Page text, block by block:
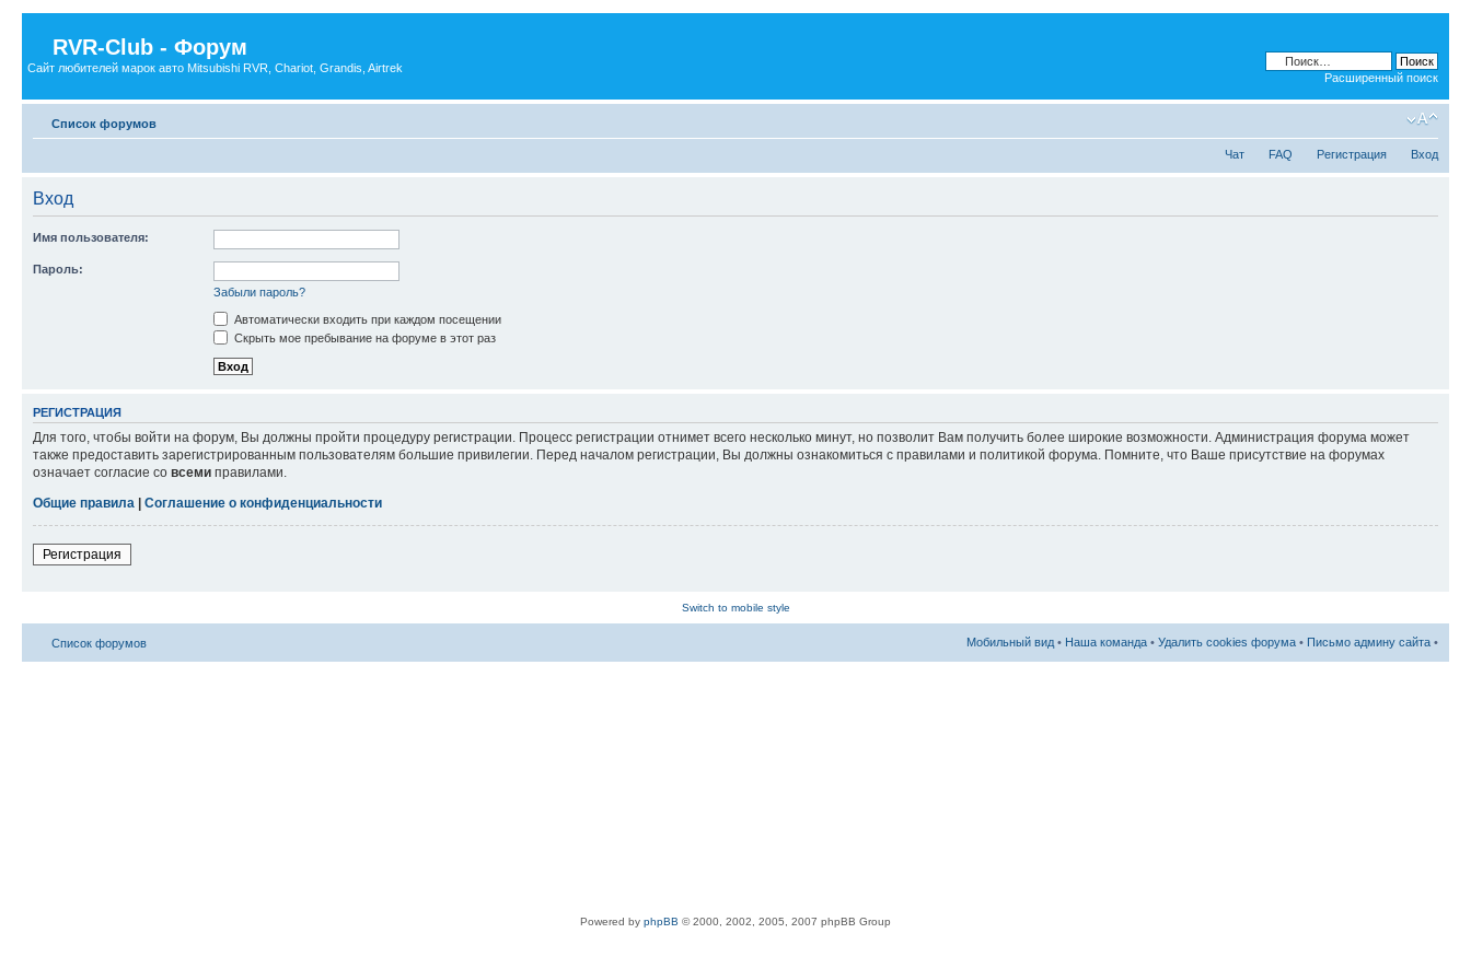
RVR-Club - Форум
Сайт любителей марок авто Mitsubishi RVR, Chariot, Grandis, Airtrek
Расширенный поиск
Список форумов
Чат FAQ Регистрация Вход
Вход
Имя пользователя:
Пароль:
Забыли пароль?
Автоматически входить при каждом посещении
Скрыть мое пребывание на форуме в этот раз
РЕГИСТРАЦИЯ
Для того, чтобы войти на форум, Вы должны пройти процедуру регистрации. Процесс регистрации отнимет всего несколько минут, но позволит Вам получить более широкие возможности. Администрация форума может
также предоставить зарегистрированным пользователям большие привилегии. Перед началом регистрации, Вы должны ознакомиться с правилами и политикой форума. Помните, что Ваше присутствие на форумах
означает согласие со всеми правилами.
Общие правила
Соглашение о конфиденциальности
Регистрация
Switch to mobile style
Список форумов Мобильный вид • Наша команда • Удалить cookies форума • Письмо админу сайта •
Powered by phpBB © 2000, 2002, 2005, 2007 phpBB Group